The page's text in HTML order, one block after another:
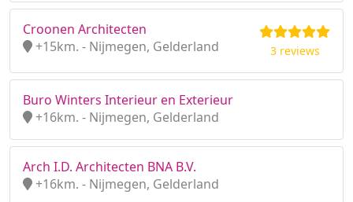
Croonen Architecten
+15km. - Nijmegen, Gelderland
3 reviews
Buro Winters Interieur en Exterieur
+16km. - Nijmegen, Gelderland
Arch I.D. Architecten BNA B.V.
+16km. - Nijmegen, Gelderland